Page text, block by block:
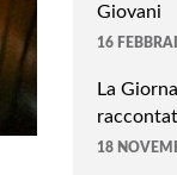
Giovani
16
La
18